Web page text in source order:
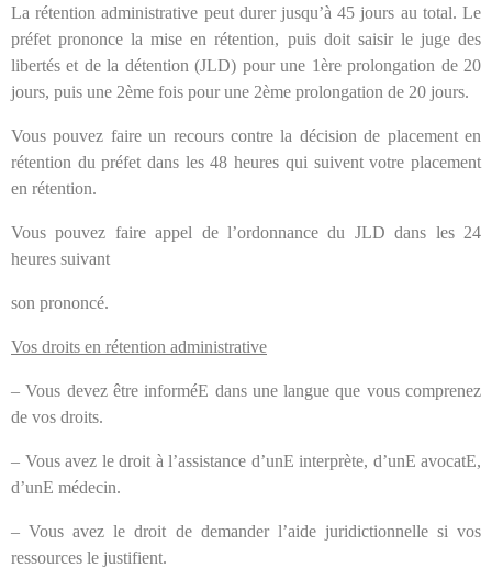
La rétention administrative peut durer jusqu’à 45 jours au total. Le
préfet prononce la mise en rétention, puis doit saisir le juge des
libertés et de la détention (JLD) pour une 1ère prolongation de 20
jours, puis une 2ème fois pour une 2ème prolongation de 20 jours.
Vous pouvez faire un recours contre la décision de placement en
rétention du préfet dans les 48 heures qui suivent votre placement
en rétention.
Vous pouvez faire appel de l’ordonnance du JLD dans les 24
heures suivant
son prononcé.
Vos droits en rétention administrative
– Vous devez être informéE dans une langue que vous comprenez
de vos droits.
– Vous avez le droit à l’assistance d’unE interprète, d’unE avocatE,
d’unE médecin.
– Vous avez le droit de demander l’aide juridictionnelle si vos
ressources le justifient.